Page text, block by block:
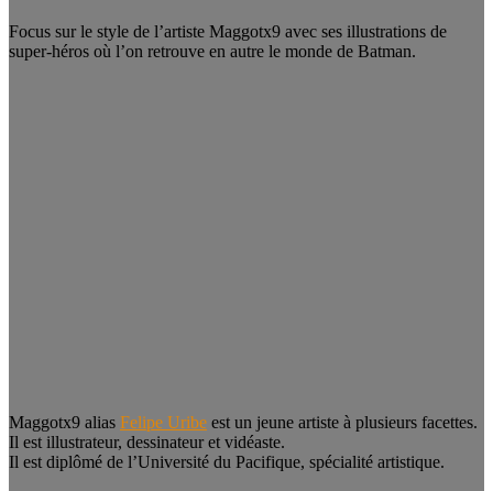
Focus sur le style de l’artiste Maggotx9 avec ses illustrations de
super-héros où l’on retrouve en autre le monde de Batman.
Maggotx9 alias Felipe Uribe est un jeune artiste à plusieurs facettes.
Il est illustrateur, dessinateur et vidéaste.
Il est diplômé de l’Université du Pacifique, spécialité artistique.